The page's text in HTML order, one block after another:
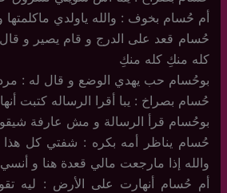
أم حُسام بخوف : والله ياولدي
حُسام قعد على الدرج و قام يصير و
كله منكِ كله منكِ
بوحُسام حب يهدي الوضع و قال له :
حُسام بصراخ : يبا أقرا الرساله كتبت
بوحُسام قرأ الرسالة و مش عارفة
حُسام يناظر أمه بكره : شفتي كل
والله إذا مارجعت مالي قعدة هنا و
أم حُسام أنهارت على الأرض : ليه